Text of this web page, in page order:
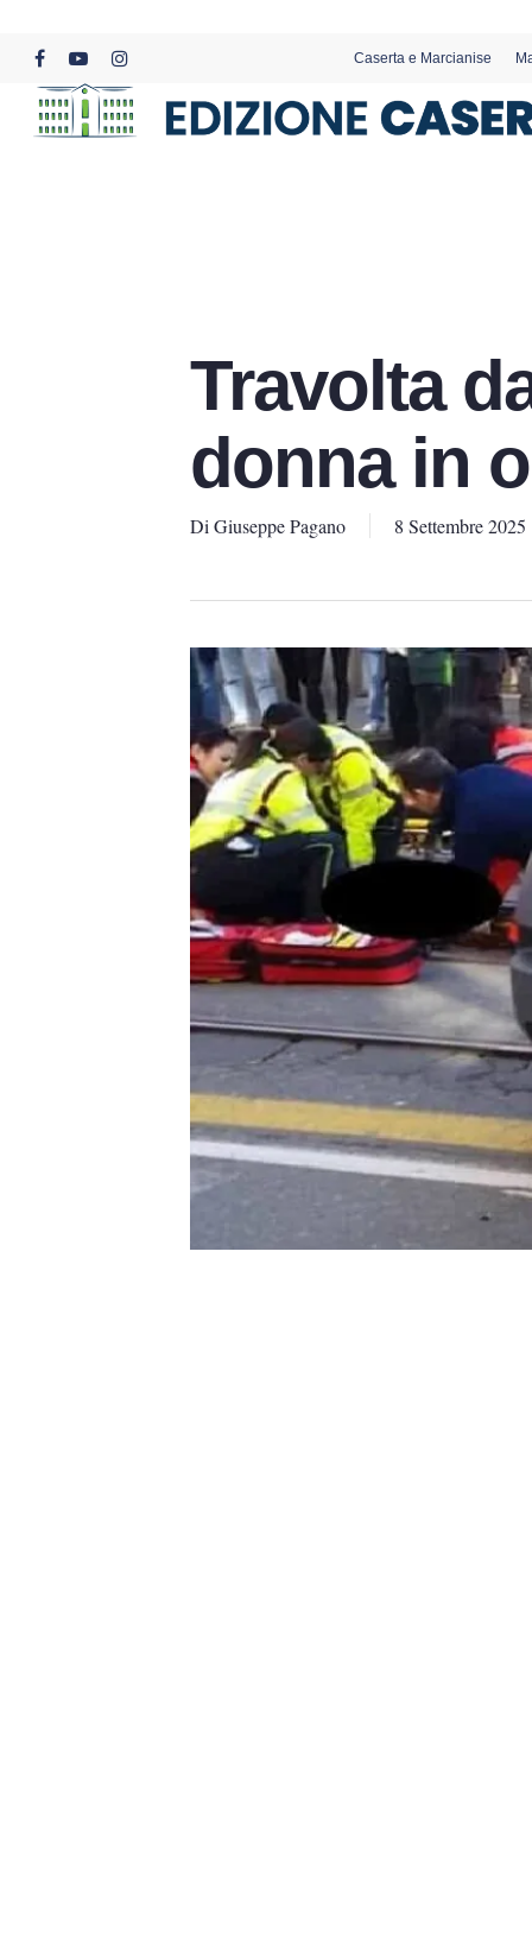
content
facebookyoutubeinstagram
Caserta e Marcianise
Travolta
donna in
Di Giuseppe Pagano 8 Settembre 2025